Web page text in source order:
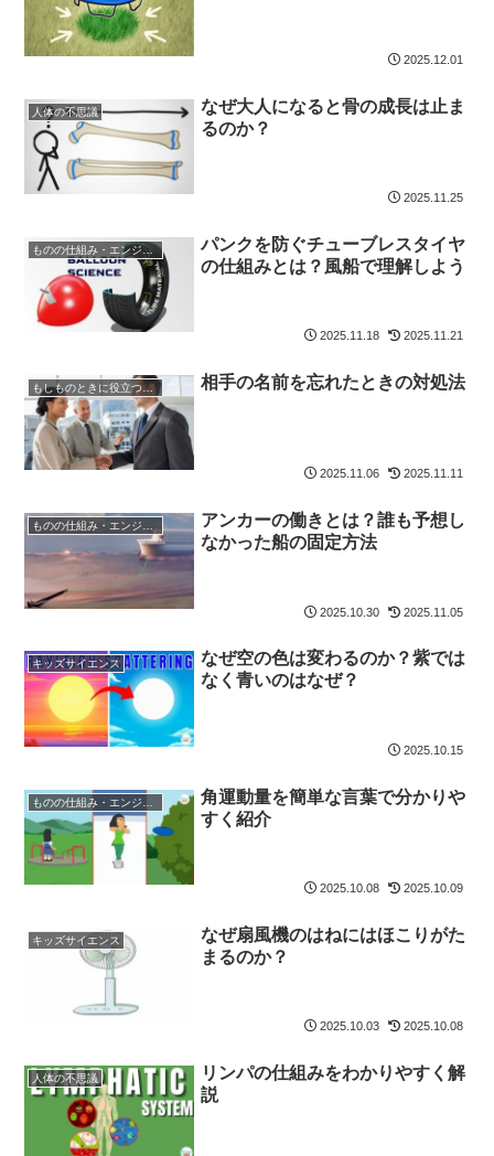
2025.12.01
人体の不思議
なぜ大人になると骨の成長は止ま
るのか？
2025.11.25
ものの仕組み・エンジニア
パンクを防ぐチューブレスタイヤ
の仕組みとは？風船で理解しよう
2025.11.18 2025.11.21
もしものときに役立つ知識 相手の名前を忘れたときの対処法
2025.11.06 2025.11.11
ものの仕組み・エンジニア
アンカーの働きとは？誰も予想し
なかった船の固定方法
2025.10.30 2025.11.05
キッズサイエンス
なぜ空の色は変わるのか？紫では
なく青いのはなぜ？
2025.10.15
角運動量を簡単な言葉で分かりや
すく紹介
2025.10.08 2025.10.09
キッズサイエンス
なぜ扇風機のはねにはほこりがた
まるのか？
2025.10.03 2025.10.08
人体の不思議
リンパの仕組みをわかりやすく解
説